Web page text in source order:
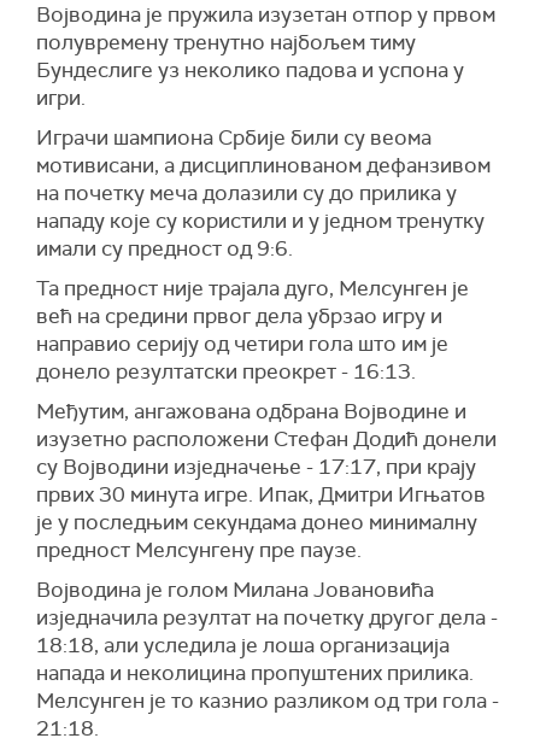
Војводина је пружила изузетан отпор у првом
полувремену тренутно најбољем тиму
Бундеслиге уз неколико падова и успона у
игри.
Играчи шампиона Србије били су веома
мотивисани, а дисциплинованом дефанзивом
на почетку меча долазили су до прилика у
нападу које су користили и у једном тренутку
имали су предност од 9:6.
Та предност није трајала дуго, Мелсунген је
већ на средини првог дела убрзао игру и
направио серију од четири гола што им је
донело резултатски преокрет - 16:13.
Међутим, ангажована одбрана Војводине и
изузетно расположени Стефан Додић донели
су Војводини изједначење - 17:17, при крају
првих 30 минута игре. Ипак, Дмитри Игњатов
је у последњим секундама донео минималну
предност Мелсунгену пре паузе.
Војводина је голом Милана Јовановића
изједначила резултат на почетку другог дела -
18:18, али уследила је лоша организација
напада и неколицина пропуштених прилика.
Мелсунген је то казнио разликом од три гола -
21:18.